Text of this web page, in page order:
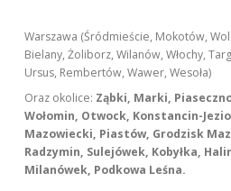
Warszawa (Śródmieście, Mokotów,
Bielany, Żoliborz, Wilanów, Włochy,
Ursus, Rembertów, Wawer, Wesoła)
Oraz okolice: Ząbki, Marki,
Wołomin, Otwock, Konstancin-
Mazowiecki, Piastów, Grodzisk
Radzymin, Sulejówek, Kobyłka,
Milanówek, Podkowa Leśna.